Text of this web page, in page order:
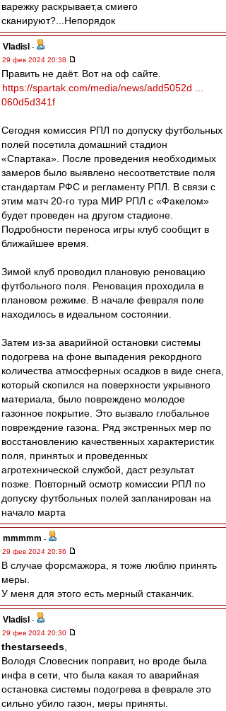
варежку раскрывает,а смиего
сканируют?...Непорядок
Vladisl
-
29 фев 2024 20:38
Править не даёт. Вот на оф сайте.
https://spartak.com/media/news/add5052d ...
060d5d341f
Сегодня комиссия РПЛ по допуску футбольных
полей посетила домашний стадион
«Спартака». После проведения необходимых
замеров было выявлено несоответствие поля
стандартам РФС и регламенту РПЛ. В связи с
этим матч 20-го тура МИР РПЛ с «Факелом»
будет проведен на другом стадионе.
Подробности переноса игры клуб сообщит в
ближайшее время.
Зимой клуб проводил плановую реновацию
футбольного поля. Реновация проходила в
плановом режиме. В начале февраля поле
находилось в идеальном состоянии.
Затем из-за аварийной остановки системы
подогрева на фоне выпадения рекордного
количества атмосферных осадков в виде снега,
который скопился на поверхности укрывного
материала, было повреждено молодое
газонное покрытие. Это вызвало глобальное
повреждение газона. Ряд экстренных мер по
восстановлению качественных характеристик
поля, принятых и проведенных
агротехнической службой, даст результат
позже. Повторный осмотр комиссии РПЛ по
допуску футбольных полей запланирован на
начало марта
mmmmm -
29 фев 2024 20:36
В случае форсмажора, я тоже люблю принять
меры.
У меня для этого есть мерный стаканчик.
Vladisl
-
29 фев 2024 20:30
thestarseeds
Володя Словесник поправит, но вроде была
инфа в сети, что была какая то аварийная
остановка системы подогрева в феврале это
сильно убило газон, меры приняты.